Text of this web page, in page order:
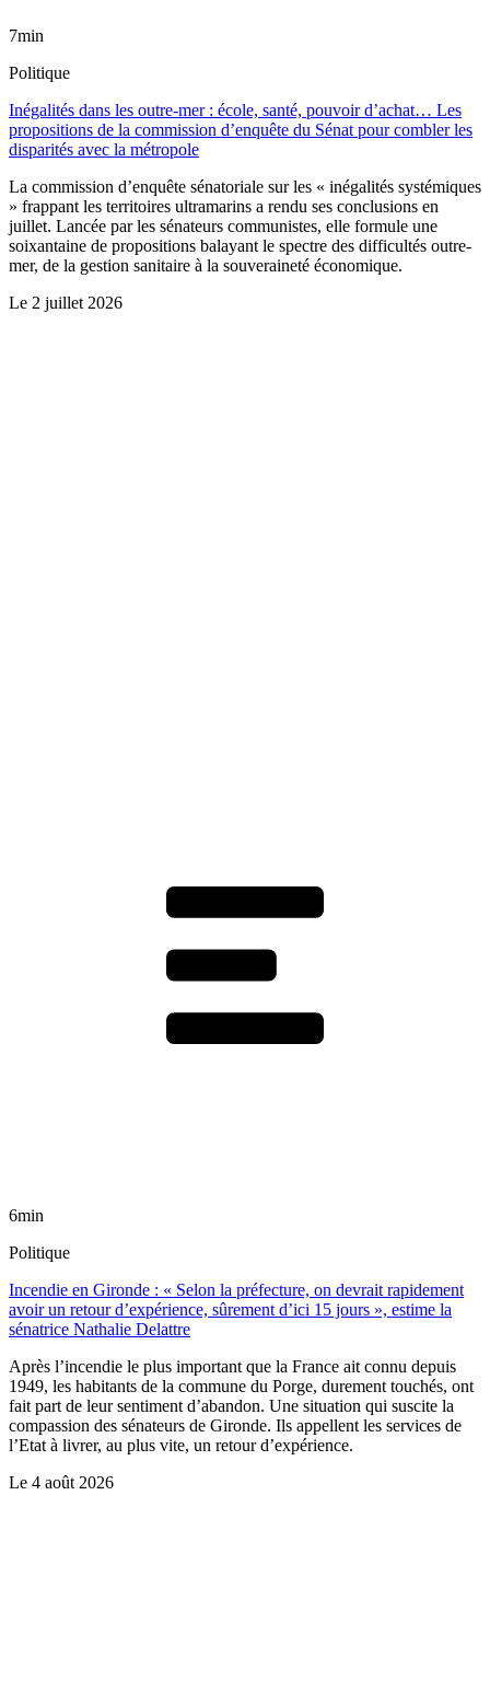
7min
Politique
Inégalités dans les outre-mer : école, santé, pouvoir d’achat… Les
propositions de la commission d’enquête du Sénat pour combler les
disparités avec la métropole
La commission d’enquête sénatoriale sur les « inégalités systémiques
» frappant les territoires ultramarins a rendu ses conclusions en
juillet. Lancée par les sénateurs communistes, elle formule une
soixantaine de propositions balayant le spectre des difficultés outre-
mer, de la gestion sanitaire à la souveraineté économique.
Le 2 juillet 2026
6min
Politique
Incendie en Gironde : « Selon la préfecture, on devrait rapidement
avoir un retour d’expérience, sûrement d’ici 15 jours », estime la
sénatrice Nathalie Delattre
Après l’incendie le plus important que la France ait connu depuis
1949, les habitants de la commune du Porge, durement touchés, ont
fait part de leur sentiment d’abandon. Une situation qui suscite la
compassion des sénateurs de Gironde. Ils appellent les services de
l’Etat à livrer, au plus vite, un retour d’expérience.
Le 4 août 2026